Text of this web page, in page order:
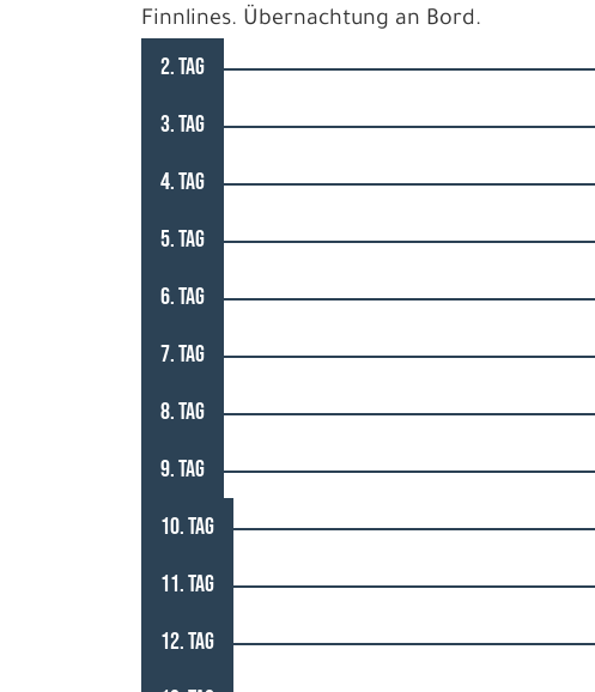
Finnlines. Übernachtung an Bord.
2. TAG
3. TAG
4. TAG
5. TAG
6. TAG
7. TAG
8. TAG
9. TAG
10. TAG
11. TAG
12. TAG